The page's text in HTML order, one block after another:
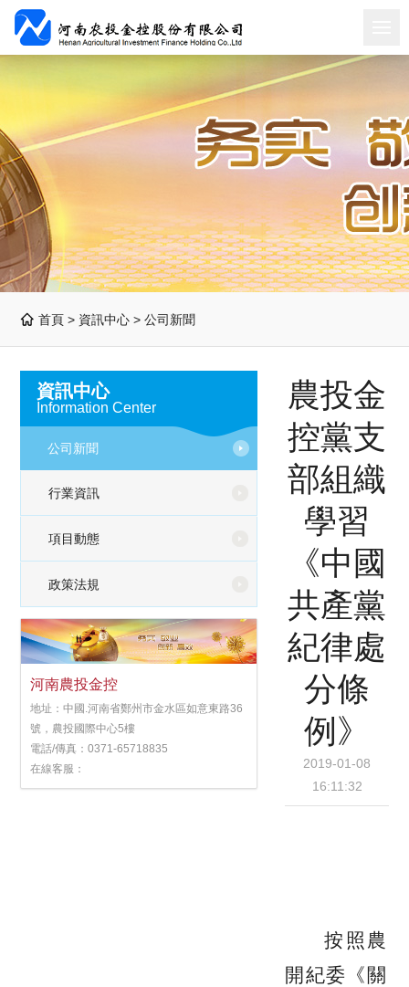
首頁 > 資訊中心 >公司新聞
資訊中心
Information Center
公司新聞
行業資訊
項目動態
政策法規
河南農投金控
地址：中國.河南省鄭州市金水區如意東路36
號，農投國際中心5樓
電話/傳真：0371-65718835
在線客服：
農投金
控黨支
部組織
學習
《中國
共產黨
紀律處
分條
例》
2019-01-08
16:11:32
按照農
開紀委 《關